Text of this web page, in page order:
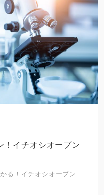
！イチオシオープン
る！イチオシオープン